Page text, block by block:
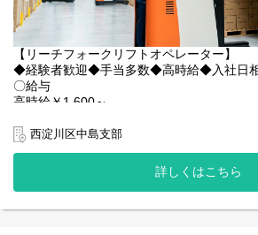
〇求人特徴
・バイク通勤可
・資格保有者優遇
・制服貸与
・ヘルメット貸与
・残業代全額支給
・誕生日月にプレゼント支給(規定あり)
・社員登用実績多数あり
・多様なキャリアステップ可能(場合によ
【リーチフォークリフトオペレーター】
◆経験者歓迎◆手当多数◆高時給◆入社日
〇給与
高時給￥1,600～
￥12,800×21日＝￥268,800/月＋各
＼お菓子好き必見！最新の大型物流センタ
経験を活かす／
西淀川区中島支部
詳しくはこちら